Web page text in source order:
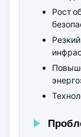
Рост